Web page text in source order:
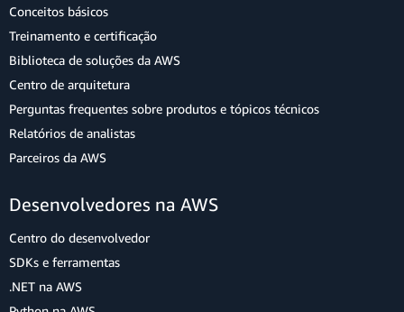
Conceitos básicos
Treinamento e certificação
Biblioteca de soluções da AWS
Centro de arquitetura
Perguntas frequentes sobre produtos e tópicos técnicos
Relatórios de analistas
Parceiros da AWS
Desenvolvedores na AWS
Centro do desenvolvedor
SDKs e ferramentas
.NET na AWS